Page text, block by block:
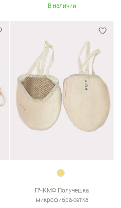
В наличии
ПЧКМФ Получешка
микрофибра-сетка